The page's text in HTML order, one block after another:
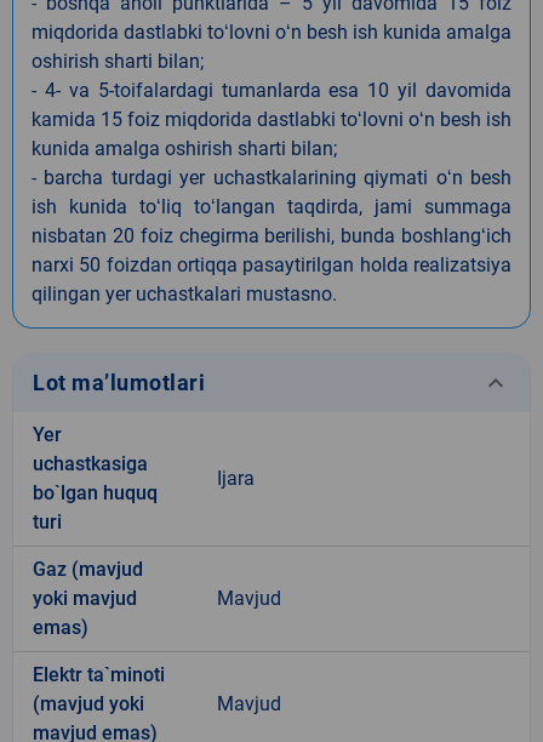
miqdorida dastlabki toʻlovni oʻn besh ish kunida amalga
oshirish sharti bilan;
- 4- va 5-toifalardagi tumanlarda esa 10 yil davomida
kamida 15 foiz miqdorida dastlabki toʻlovni oʻn besh ish
kunida amalga oshirish sharti bilan;
- barcha turdagi yer uchastkalarining qiymati oʻn besh
ish kunida toʻliq toʻlangan taqdirda, jami summaga
nisbatan 20 foiz chegirma berilishi, bunda boshlangʻich
narxi 50 foizdan ortiqqa pasaytirilgan holda realizatsiya
qilingan yer uchastkalari mustasno.
Lot ma’lumotlari keyboard_arrow_down
Yer
uchastkasiga
bo`lgan huquq
turi
Ijara
Gaz (mavjud
yoki mavjud
emas)
Mavjud
Elektr ta`minoti
(mavjud yoki
mavjud emas)
Mavjud